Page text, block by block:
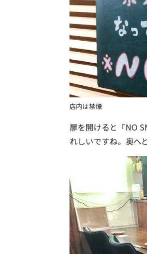
店内は禁煙
扉を開けると「NO
れしいですね。奥へ